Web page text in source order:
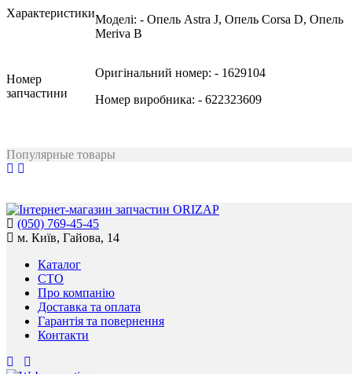
ХарактеристикиМоделі: - Опель Astra J, Опель Corsa D, Опель
Meriva B
Номер
запчастини
Оригінальний номер: - 1629104
Номер виробника: - 622323609
Популярные товары
(050) 769-45-45
м. Київ, Гайова, 14
Каталог
СТО
Про компанію
Доставка та оплата
Гарантія та повернення
Контакти